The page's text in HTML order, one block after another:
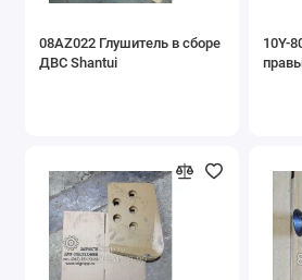
08AZ022 Глушитель в сборе
ДВС Shantui
10Y-